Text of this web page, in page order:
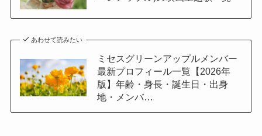
あわせて読みたい
ミセスグリーンアップルメンバー
最新プロフィール一覧【2026年
版】年齢・身長・誕生日・出身
地・メンバ…